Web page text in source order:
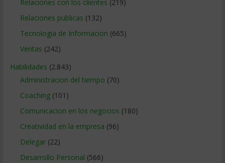
Relaciones con los clientes (219)
Relaciones publicas (132)
Tecnologia de Informacion (665)
Ventas (242)
Habilidades (2.843)
Administracion del tiempo (70)
Coaching(101)
Comunicacion en los negocios (180)
Creatividad en la empresa (96)
Delegar(22)
Desarrollo Personal (566)